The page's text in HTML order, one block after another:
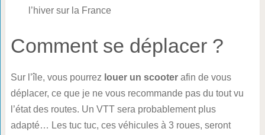
l’hiver sur la France
Comment se déplacer ?
Sur l’île, vous pourrez louer un scooterafin de vous
déplacer, ce que je ne vous recommande pas du tout vu
l’état des routes. Un VTT sera probablement plus
adapté… Les tuc tuc, ces véhicules à 3 roues, seront